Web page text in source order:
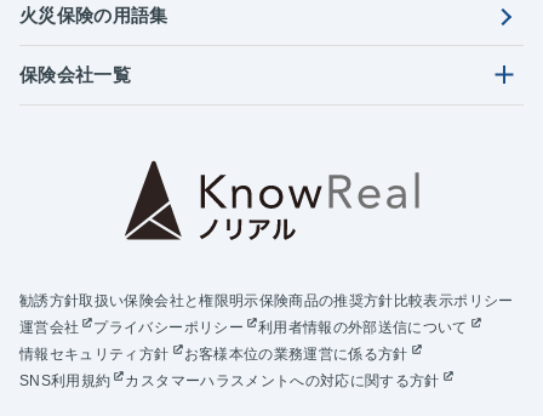
火災保険の用語集
保険会社一覧
勧誘方針取扱い保険会社と権限明示保険商品の推奨方針 比較表示ポリシー
運営会社
プライバシーポリシー
利用者情報の外部送信について
情報セキュリティ方針
お客様本位の業務運営に係る方針
SNS利用規約
カスタマーハラスメントへの対応に関する方針